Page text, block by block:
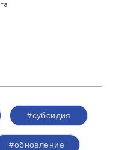
#субсидия
#обновление